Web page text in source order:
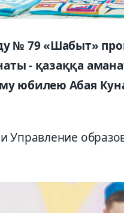
№ 79 «Шабыт»
- қазаққа
юбилею Абая
Управление